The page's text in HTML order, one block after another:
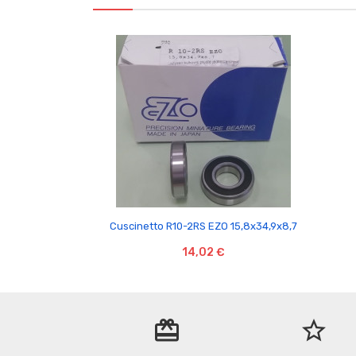

Cuscinetto R10-2RS EZO 15,8x34,9x8,7
14,02 €
redeem star_border